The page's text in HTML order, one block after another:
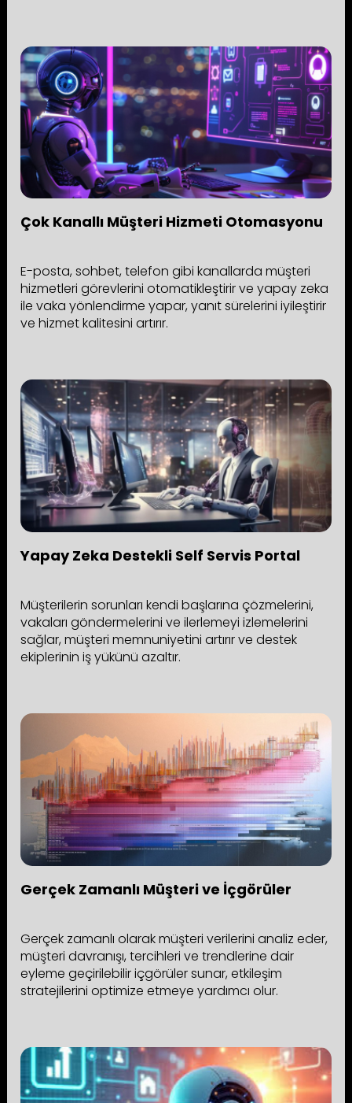
Çok Kanallı Müşteri Hizmeti Otomasyonu
E-posta, sohbet, telefon gibi kanallarda müşteri
hizmetleri görevlerini otomatikleştirir ve yapay zeka
ile vaka yönlendirme yapar, yanıt sürelerini iyileştirir
ve hizmet kalitesini artırır.
Yapay Zeka Destekli Self Servis Portal
Müşterilerin sorunları kendi başlarına çözmelerini,
vakaları göndermelerini ve ilerlemeyi izlemelerini
sağlar, müşteri memnuniyetini artırır ve destek
ekiplerinin iş yükünü azaltır.
Gerçek Zamanlı Müşteri ve İçgörüler
Gerçek zamanlı olarak müşteri verilerini analiz eder,
müşteri davranışı, tercihleri ve trendlerine dair
eyleme geçirilebilir içgörüler sunar, etkileşim
stratejilerini optimize etmeye yardımcı olur.